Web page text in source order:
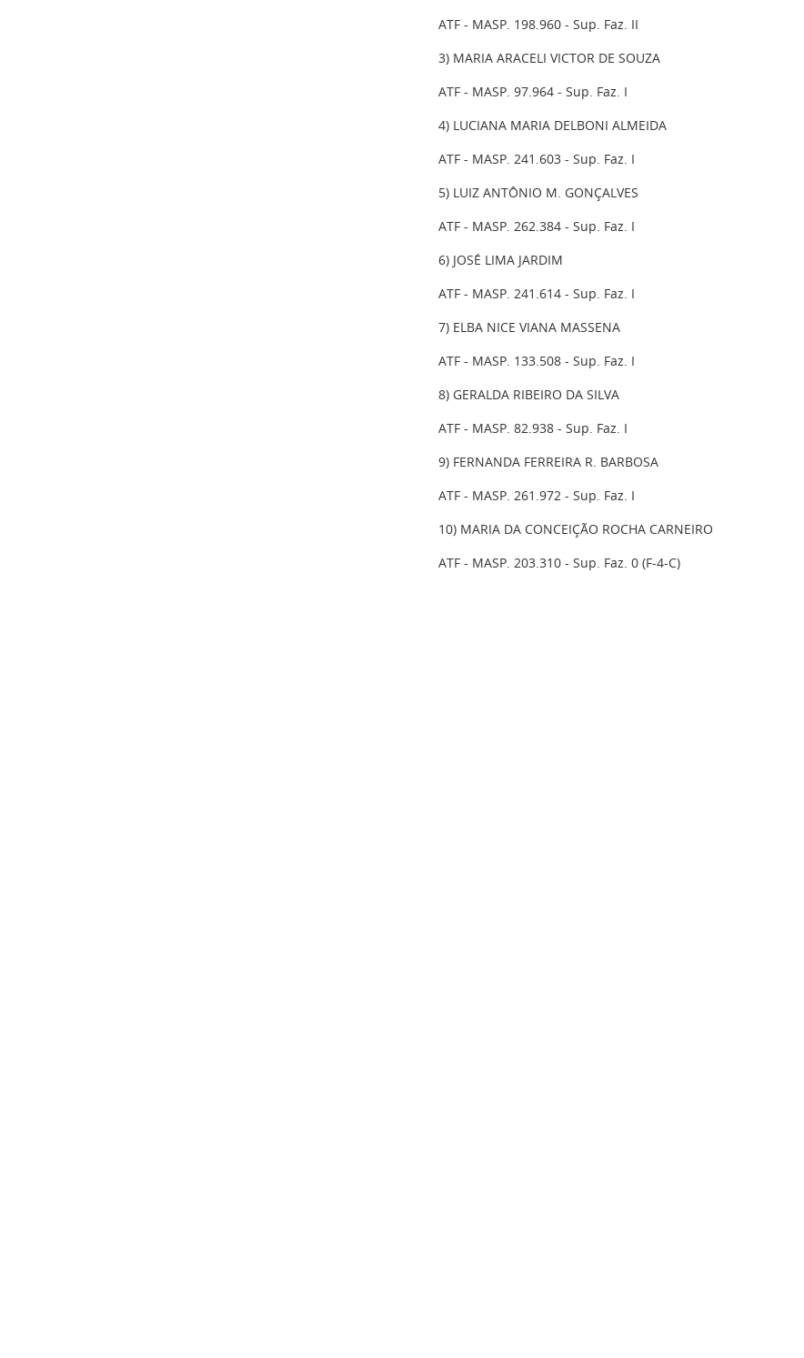
ATF - MASP. 198.960 - Sup. Faz. II
3) MARIA ARACELI VICTOR DE SOUZA
ATF - MASP. 97.964 - Sup. Faz. I
4) LUCIANA MARIA DELBONI ALMEIDA
ATF - MASP. 241.603 - Sup. Faz. I
5) LUIZ ANTÔNIO M. GONÇALVES
ATF - MASP. 262.384 - Sup. Faz. I
6) JOSÉ LIMA JARDIM
ATF - MASP. 241.614 - Sup. Faz. I
7) ELBA NICE VIANA MASSENA
ATF - MASP. 133.508 - Sup. Faz. I
8) GERALDA RIBEIRO DA SILVA
ATF - MASP. 82.938 - Sup. Faz. I
9) FERNANDA FERREIRA R. BARBOSA
ATF - MASP. 261.972 - Sup. Faz. I
10) MARIA DA CONCEIÇÃO ROCHA CARNEIRO
ATF - MASP. 203.310 - Sup. Faz. 0 (F-4-C)